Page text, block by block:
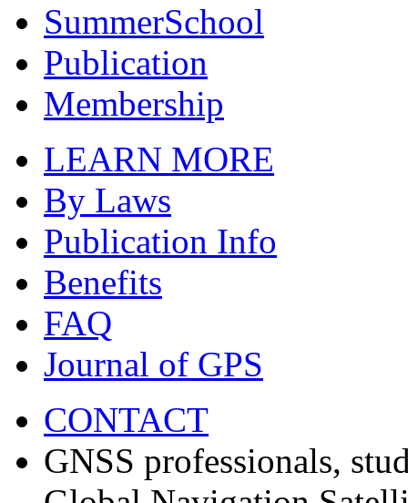
SummerSchool
Publication
Membership
LEARN MORE
By Laws
Publication Info
Benefits
FAQ
Journal of GPS
CONTACT
GNSS professionals,